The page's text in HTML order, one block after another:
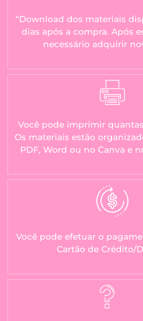
“Download dos materiais
dias após a compra. Após
necessário adquirir
Você pode imprimir
Os materiais estão
PDF, Word ou no Canva e
Você pode efetuar o
Cartão de Crédito/